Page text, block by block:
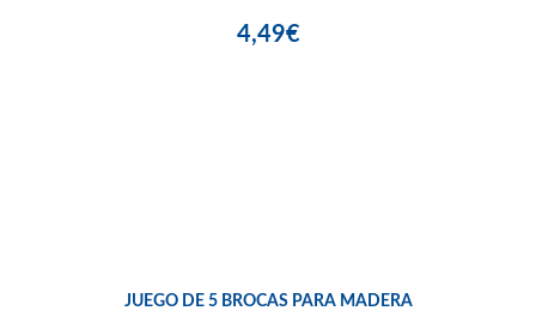
4,49€
JUEGO DE 5 BROCAS PARA MADERA